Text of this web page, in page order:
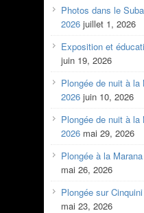
Photos dans le
2026 juillet 1, 2026
Exposition et
juin 19, 2026
Plongée de nuit à la
2026 juin 10, 2026
Plongée de nuit à la
2026 mai 29, 2026
Plongée à la
mai 26, 2026
Plongée sur
mai 23, 2026